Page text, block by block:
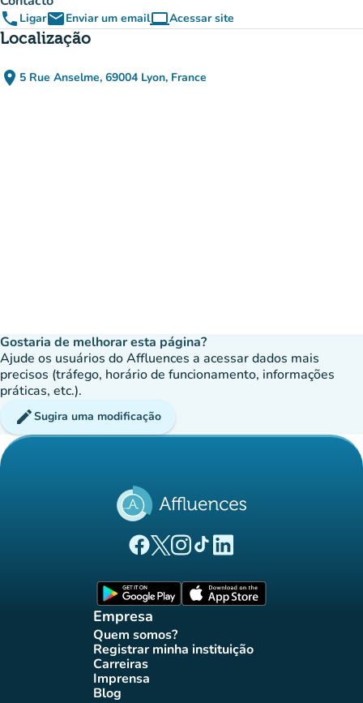
phone LigaremailEnviar um emailcomputerAcessar site
(novo separador)
Localização
place 5 Rue Anselme, 69004 Lyon, France
(abrir no Google Maps)
(novo separador)
Gostaria de melhorar esta página?
Ajude os usuários do Affluences a acessar dados mais
precisos (tráfego, horário de funcionamento, informações
práticas, etc.).
editSugira uma modificação
(novo separador)
(novo separador)
(novo separador)
(novo separador)
(novo separador)
Empresa
Quem somos?(novo separador)
Registrar minha instituição
(novo separador)
Carreiras(novo separador)
Imprensa(novo separador)
Blog